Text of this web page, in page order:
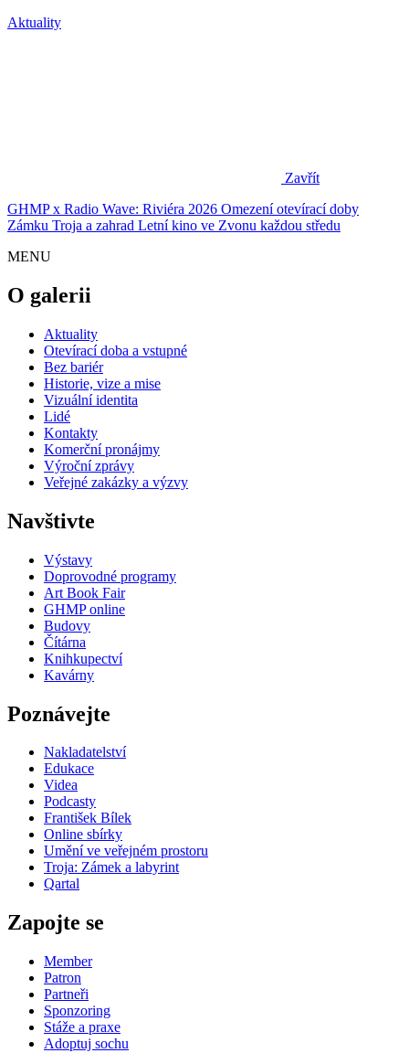
Aktuality
Zavřít
GHMP x Radio Wave: Riviéra 2026 Omezení otevírací doby
Zámku Troja a zahrad Letní kino ve Zvonu každou středu
MENU
O galerii
Aktuality
Otevírací doba a vstupné
Bez bariér
Historie, vize a mise
Vizuální identita
Lidé
Kontakty
Komerční pronájmy
Výroční zprávy
Veřejné zakázky a výzvy
Navštivte
Výstavy
Doprovodné programy
Art Book Fair
GHMP online
Budovy
Čítárna
Knihkupectví
Kavárny
Poznávejte
Nakladatelství
Edukace
Videa
Podcasty
František Bílek
Online sbírky
Umění ve veřejném prostoru
Troja: Zámek a labyrint
Qartal
Zapojte se
Member
Patron
Partneři
Sponzoring
Stáže a praxe
Adoptuj sochu